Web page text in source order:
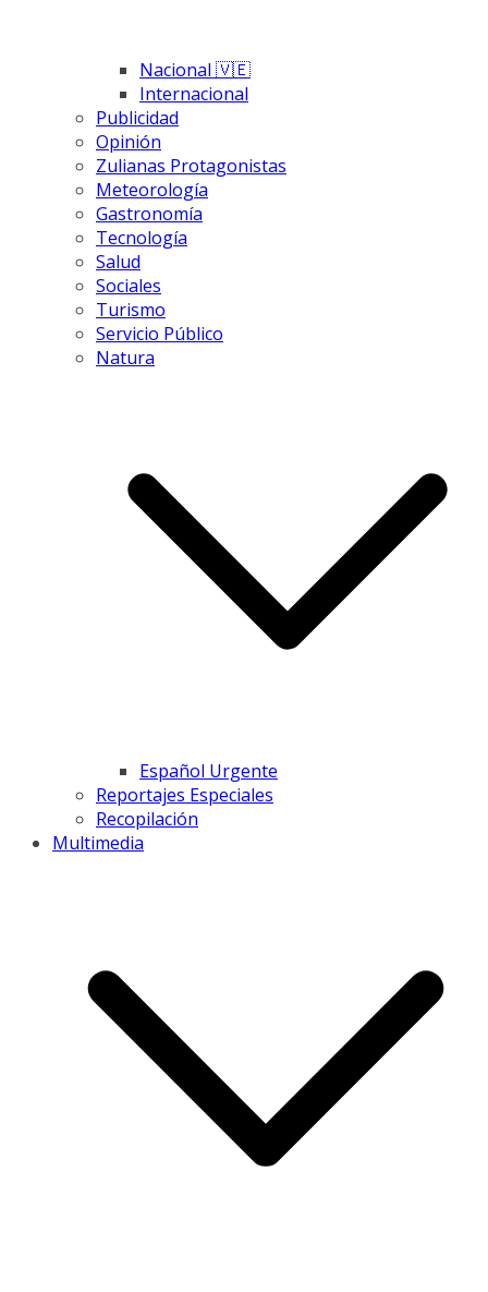
Nacional 🇻🇪
Internacional
Publicidad
Opinión
Zulianas Protagonistas
Meteorología
Gastronomía
Tecnología
Salud
Sociales
Turismo
Servicio Público
Natura
Español Urgente
Reportajes Especiales
Recopilación
Multimedia